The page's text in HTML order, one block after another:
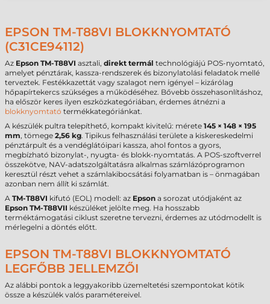
EPSON TM-T88VI BLOKKNYOMTATÓ
(C31CE94112)
Az Epson TM-T88VI asztali, direkt termál technológiájú POS-nyomtató,
amelyet pénztárak, kassza-rendszerek és bizonylatolási feladatok mellé
terveztek. Festékkazettát vagy szalagot nem igényel – kizárólag
hőpapírtekercs szükséges a működéséhez. Bővebb összehasonlításhoz,
ha először keres ilyen eszközkategóriában, érdemes átnézni a
blokknyomtató termékkategóriánkat.
A készülék pultra telepíthető, kompakt kivitelű: mérete 145 × 148 × 195
mm, tömege 2,56 kg. Tipikus felhasználási területe a kiskereskedelmi
pénztárpult és a vendéglátóipari kassza, ahol fontos a gyors,
megbízható bizonylat-, nyugta- és blokk-nyomtatás. A POS-szoftverrel
összekötve, NAV-adatszolgáltatásra alkalmas számlázóprogramon
keresztül részt vehet a számlakibocsátási folyamatban is – önmagában
azonban nem állít ki számlát.
A TM-T88VI kifutó (EOL) modell: az Epson a sorozat utódjaként az
Epson TM-T88VII készüléket jelölte meg. Ha hosszabb
terméktámogatási ciklust szeretne tervezni, érdemes az utódmodellt is
mérlegelni a döntés előtt.
EPSON TM-T88VI BLOKKNYOMTATÓ
LEGFŐBB JELLEMZŐI
Az alábbi pontok a leggyakoribb üzemeltetési szempontokat kötik
össze a készülék valós paramétereivel.